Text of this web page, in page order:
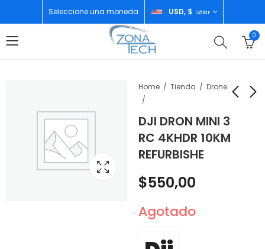
Seleccione una moneda USD, $ Dólar
0
Home Tienda Drone
DJI DRON MINI 3
RC 4KHDR 10KM
REFURBISHE
MADERA PARA NIÑOS
CON LUCES Y
$150,00
PARA NIÑOS
$55,00
$550,00
Agotado